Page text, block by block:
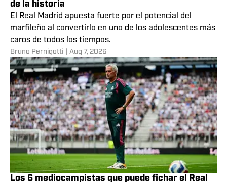
de la historia
El Real Madrid apuesta fuerte por el potencial del
marfileño al convertirlo en uno de los adolescentes más
caros de todos los tiempos.
Bruno Pernigotti Aug 7, 2026
Los 6 mediocampistas que puede fichar el Real